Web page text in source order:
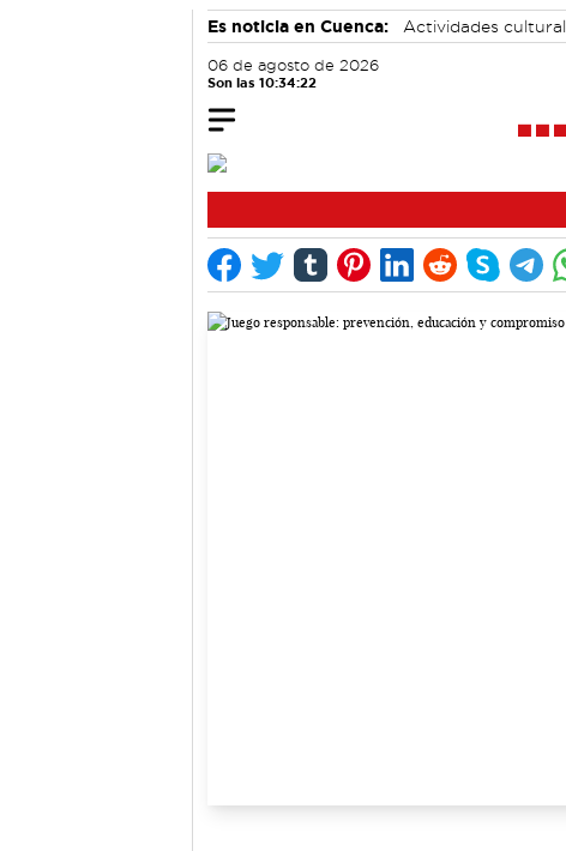
Es noticia en Cuenca: Actividades
06 de agosto de 2026
Son las 10:34:22